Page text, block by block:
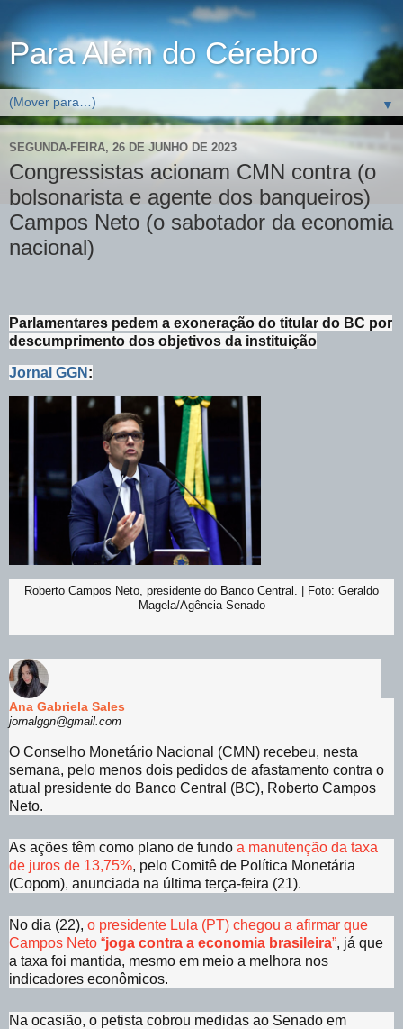
Para Além do Cérebro
▼
SEGUNDA-FEIRA, 26 DE JUNHO DE 2023
Congressistas acionam CMN contra (o
bolsonarista e agente dos banqueiros)
Campos Neto (o sabotador da economia
nacional)
Parlamentares pedem a exoneração do titular do BC por
descumprimento dos objetivos da instituição
Jornal GGN :
Roberto Campos Neto, presidente do Banco Central. | Foto: Geraldo
Magela/Agência Senado
Ana Gabriela Sales
jornalggn@gmail.com
O Conselho Monetário Nacional (CMN) recebeu, nesta
semana, pelo menos dois pedidos de afastamento contra o
atual presidente do Banco Central (BC), Roberto Campos
Neto.
As ações têm como plano de fundo a manutenção da taxa
de juros de 13,75%, pelo Comitê de Política Monetária
(Copom), anunciada na última terça-feira (21).
No dia (22), o presidente Lula (PT) chegou a afirmar que
Campos Neto “joga contra a economia brasileira”, já que
a taxa foi mantida, mesmo em meio a melhora nos
indicadores econômicos.
Na ocasião, o petista cobrou medidas ao Senado em